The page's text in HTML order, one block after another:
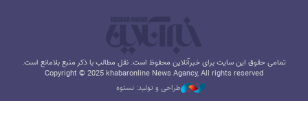
تمامی حقوق این سایت برای خبرآنلاین محفوظ است. نقل مطالب با ذکر منبع بلامانع است.
Copyright © 2025 khabaronline News Agancy, All rights reserved
طراحی و تولید: نستوه